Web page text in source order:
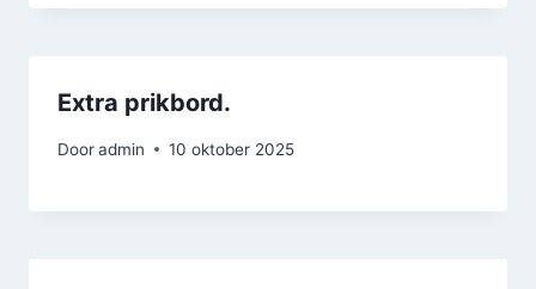
Extra prikbord.
Dooradmin 10 oktober 2025